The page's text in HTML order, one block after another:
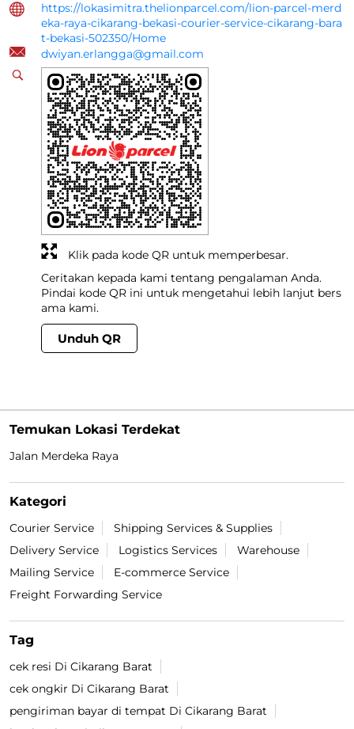
https://lokasimitra.thelionparcel.com/lion-parcel-merd
eka-raya-cikarang-bekasi-courier-service-cikarang-bara
t-bekasi-502350/Home
dwiyan.erlangga@gmail.com
Ceritakan kepada kami tentang pengalaman Anda.
Pindai kode QR ini untuk mengetahui lebih lanjut bers
ama kami.
Unduh QR
Klik pada kode QR untuk memperbesar.
Temukan Lokasi Terdekat
Jalan Merdeka Raya
Kategori
Courier Service
Shipping Services & Supplies
Delivery Service
Logistics Services
Warehouse
Mailing Service
E-commerce Service
Freight Forwarding Service
Tag
cek resi Di Cikarang Barat
cek ongkir Di Cikarang Barat
pengiriman bayar di tempat Di Cikarang Barat